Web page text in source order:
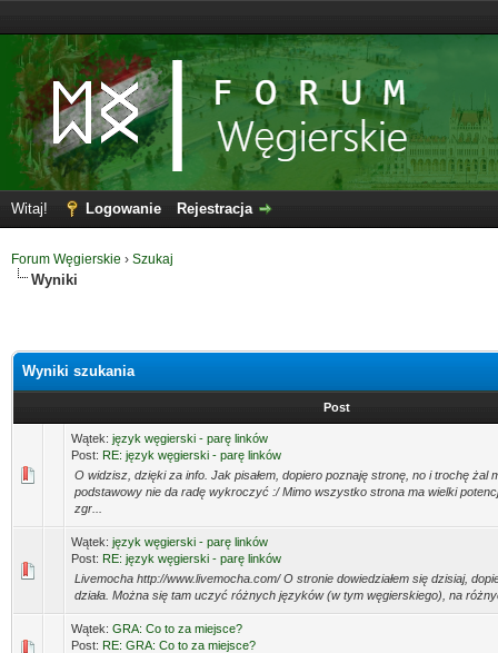
Witaj! Logowanie Rejestracja
Forum Węgierskie › Szukaj
Wyniki
Wyniki szukania
Post
Wątek: język węgierski - parę linków
Post: RE: język węgierski - parę linków
O widzisz, dzięki za info. Jak pisałem, dopiero poznaję stronę, no i trochę żal
podstawowy nie da radę wykroczyć :/ Mimo wszystko strona ma wielki
zgr...
Wątek: język węgierski - parę linków
Post: RE: język węgierski - parę linków
Livemocha http://www.livemocha.com/ O stronie dowiedziałem się dzisiaj,
działa. Można się tam uczyć różnych języków (w tym węgierskiego), na
Wątek: GRA: Co to za miejsce?
Post: RE: GRA: Co to za miejsce?